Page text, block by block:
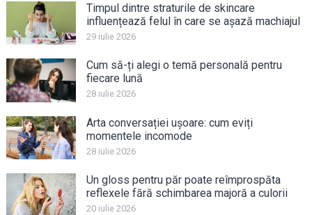
Timpul dintre straturile de skincare
influențează felul în care se așază machiajul
29 iulie 2026
Cum să-ți alegi o temă personală pentru
fiecare lună
28 iulie 2026
Arta conversației ușoare: cum eviți
momentele incomode
28 iulie 2026
Un gloss pentru păr poate reîmprospăta
reflexele fără schimbarea majoră a culorii
20 iulie 2026